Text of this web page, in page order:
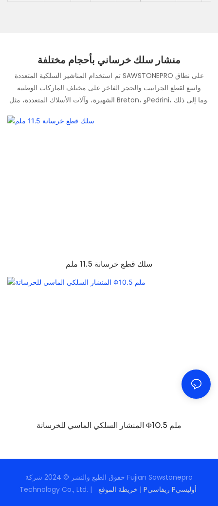
منشار سلك خرساني بأحجام مختلفة
تم استخدام المناشير السلكية المتعددة SAWSTONEPRO على نطاق
واسع لقطع الجرانيت والحجر الفاخر على مختلف الماركات الوطنية
الشهيرة، وآلات الأسلاك المتعددة، مثل Breton، وPedrini، وما إلى ذلك.
سلك قطع خرسانة 11.5 ملم
المنشار السلكي الماسي للخرسانة Φ10.5 ملم
حقوق الطبع والنشر © 2024 شركة Fujian Sawstonepro
Technology Co., Ltd. |
|